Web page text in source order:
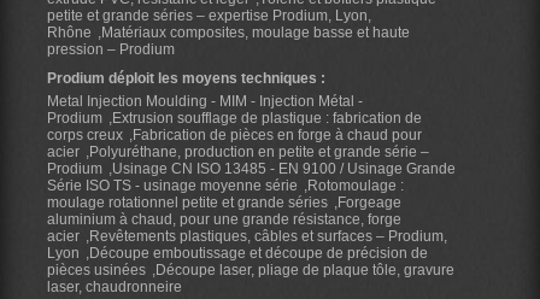
petite et grande séries – expertise Prodium, Lyon,
Rhône
Matériaux composites, moulage basse et haute
pression – Prodium
Prodium déploit les moyens techniques :
Metal Injection Moulding - MIM - Injection Métal -
Prodium
Extrusion soufflage de plastique : fabrication de
corps creux
Fabrication de pièces en forge à chaud pour
acier
Polyuréthane, production en petite et grande série –
Prodium
Usinage CN ISO 13485 - EN 9100 / Usinage Grande
Série ISO TS - usinage moyenne série
Rotomoulage :
moulage rotationnel petite et grande séries
Forgeage
aluminium à chaud, pour une grande résistance, forge
acier
Revêtements plastiques, câbles et surfaces – Prodium,
Lyon
Découpe emboutissage et découpe de précision de
pièces usinées
Découpe laser, pliage de plaque tôle, gravure
laser, chaudronneire